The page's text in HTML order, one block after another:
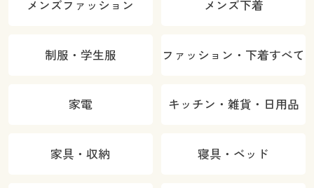
メンズファッション メンズ下着
制服・学生服 ファッション・下着すべて
家電 キッチン・雑貨・日用品
家具・収納 寝具・ベッド